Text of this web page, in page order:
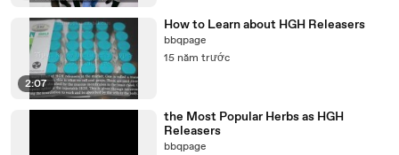
2:07
How to Learn about HGH Releasers
bbqpage
15 năm trước
the Most Popular Herbs as HGH
Releasers
bbqpage